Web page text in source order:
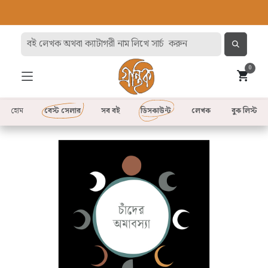
0
হোম বেস্ট সেলার সব বই লেখক
ডিসকাউন্ট বুক লিস্ট